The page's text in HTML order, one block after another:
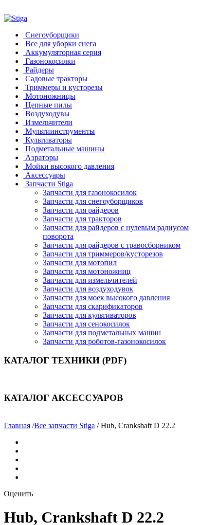
Снегоуборщики
Все для уборки снега
Аккумуляторная серия
Газонокосилки
Райдеры
Садовые тракторы
Триммеры и кусторезы
Мотоножницы
Цепные пилы
Воздуходувы
Измельчители
Мультиинструменты
Культиваторы
Подметальные машины
Аэраторы
Мойки высокого давления
Аксессуары
Запчасти Stiga
Запчасти для газонокосилок
Запчасти для снегоуборщиков
Запчасти для райдеров
Запчасти для тракторов
Запчасти для райдеров с нулевым радиусом
поворота
Запчасти для райдеров с травосборником
Запчасти для триммеров/кусторезов
Запчасти для мотопил
Запчасти для мотоножниц
Запчасти для измельчителей
Запчасти для воздуходувок
Запчасти для моек высокого давления
Запчасти для скарификаторов
Запчасти для культиваторов
Запчасти для сенокосилок
Запчасти для подметальных машин
Запчасти для роботов-газонокосилок
КАТАЛОГ ТЕХНИКИ (PDF)
КАТАЛОГ АКСЕССУАРОВ
Главная /Все запчасти Stiga / Hub, Crankshaft D 22.2
Оценить
Hub, Crankshaft D 22.2